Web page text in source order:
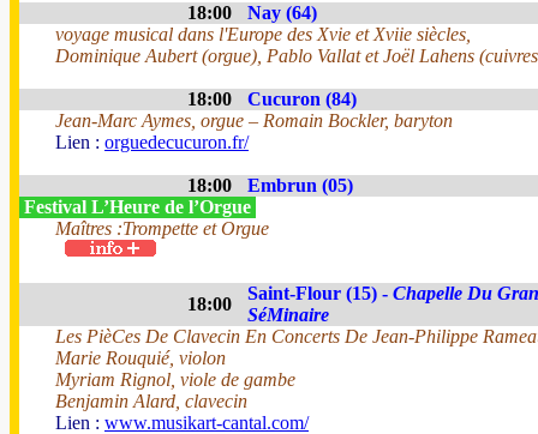
18:00
Nay (64)
voyage musical dans l'Europe des Xvie et Xviie siècles,
Dominique Aubert (orgue), Pablo Vallat et Joël Lahens
18:00
Cucuron (84)
Jean-Marc Aymes, orgue – Romain Bockler, baryton
Lien : orguedecucuron.fr/
18:00
Embrun (05)
Festival L’Heure de l’Orgue
Maîtres :Trompette et Orgue
18:00
Saint-Flour (15) - Chapelle Du
SéMinaire
Les PièCes De Clavecin En Concerts De Jean-Philippe
Marie Rouquié, violon
Myriam Rignol, viole de gambe
Benjamin Alard, clavecin
Lien : www.musikart-cantal.com/